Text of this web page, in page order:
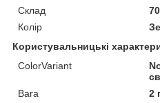
Склад
Колір
Користувальницькі
ColorVariant
Вага
2